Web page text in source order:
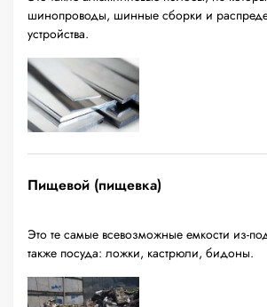
шинопроводы, шинные сборки и
устройства.
Пищевой (пищевка)
Это те самые всевозможные емкости из-
также посуда: ложки, кастрюли, бидоны.